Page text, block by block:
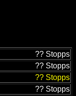
?? Stopps
?? Stopps
?? Stopps
?? Stopps